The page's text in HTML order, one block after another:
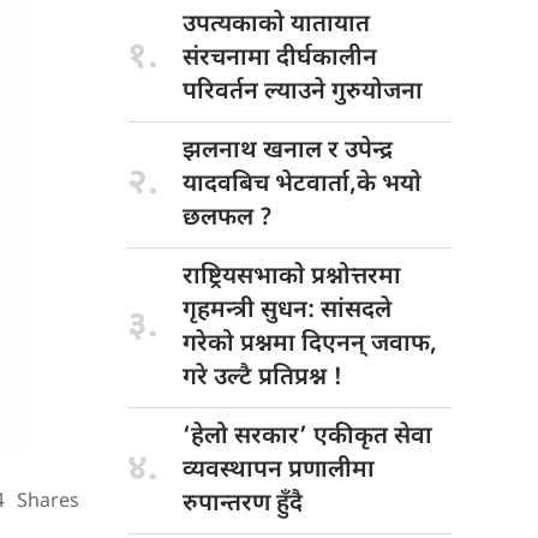
Shares
१.
उपत्यकाको यातायात
संरचनामा दीर्घकालीन
परिवर्तन ल्याउने गुरुयोजना
२.
झलनाथ खनालर उपेन्द्र
यादवबिच भेटवार्ता,के भयाे
छलफल ?
३.
राष्ट्रियसभाकाे प्रश्नोत्तरमा
गृहमन्त्री सुधन: सांसदले
गरेको प्रश्नमा दिएनन् जवाफ,
गरे उल्टै प्रतिप्रश्न !
४.
‘हेलो सरकार’ एकीकृत सेवा
व्यवस्थापन प्रणालीमा
रुपान्तरण हुँदै